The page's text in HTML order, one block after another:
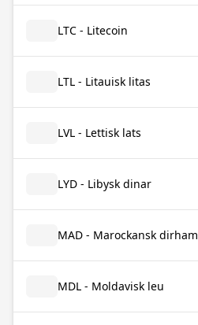
LTC - Litecoin
LTL - Litauisk litas
LVL - Lettisk lats
LYD - Libysk dinar
MAD - Marockansk dirham
MDL - Moldavisk leu